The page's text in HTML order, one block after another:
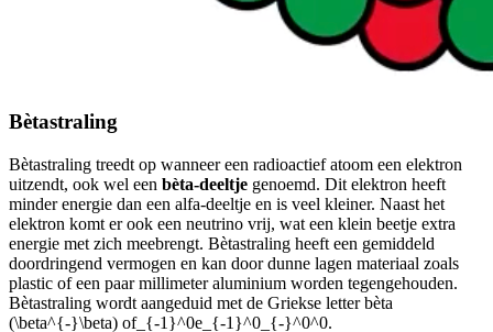
Bètastraling
Bètastraling treedt op wanneer een radioactief atoom een elektron
uitzendt, ook wel een bèta-deeltje genoemd. Dit elektron heeft
minder energie dan een alfa-deeltje en is veel kleiner. Naast het
elektron komt er ook een neutrino vrij, wat een klein beetje extra
energie met zich meebrengt. Bètastraling heeft een gemiddeld
doordringend vermogen en kan door dunne lagen materiaal zoals
plastic of een paar millimeter aluminium worden tegengehouden.
Bètastraling wordt aangeduid met de Griekse letter bèta
(\beta^{-}\beta) of_{-1}^0e_{-1}^0_{-}^0^0.